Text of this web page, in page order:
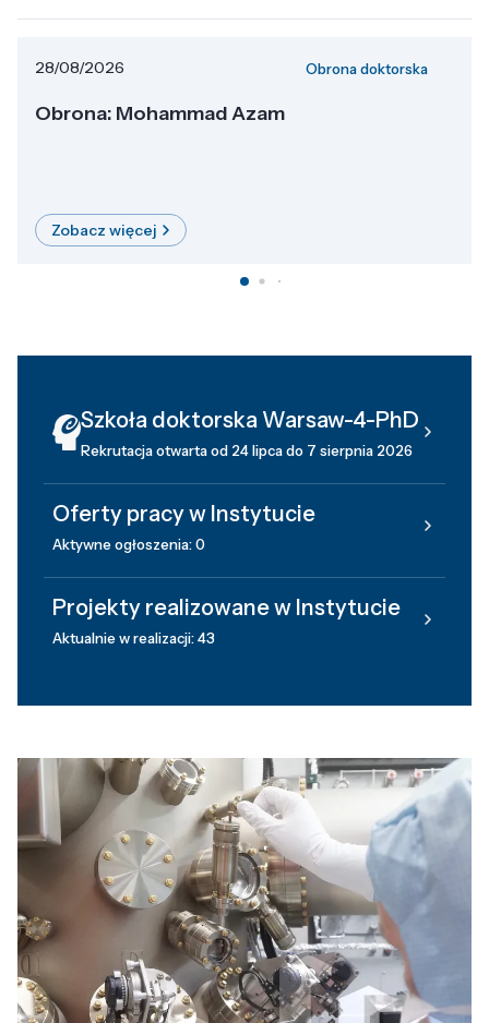
28/08/2026 Obrona doktorska
Obrona: Mohammad Azam
Zobacz więcej
Szkoła doktorska Warsaw-4-PhD
Rekrutacja otwarta od 24 lipca do 7 sierpnia 2026
Oferty pracy w Instytucie
Aktywne ogłoszenia: 0
Projekty realizowane w Instytucie
Aktualnie w realizacji: 43